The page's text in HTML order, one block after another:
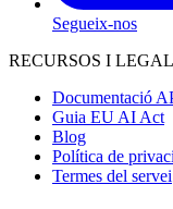
Segueix-nos
RECURSOS I LEGAL
Documentació
Guia EU AI Act
Blog
Política de
Termes del servei